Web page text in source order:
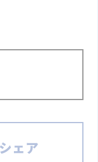
ェア